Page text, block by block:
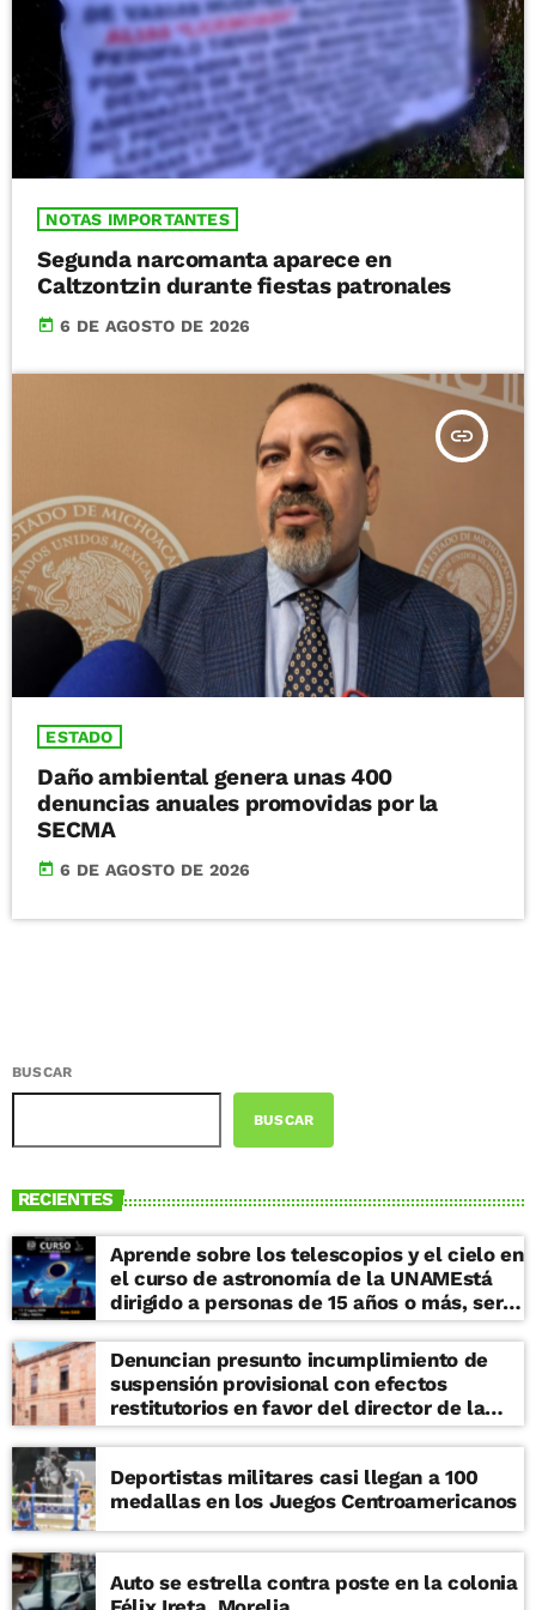
NOTAS IMPORTANTES
Segunda narcomanta aparece en
Caltzontzin durante fiestas patronales
today 6 DE AGOSTO DE 2026
insert_link
ESTADO
Daño ambiental genera unas 400
denuncias anuales promovidas por la
SECMA
today 6 DE AGOSTO DE 2026
BUSCAR
BUSCAR
RECIENTES
Aprende sobre los telescopios y el cielo en
el curso de astronomía de la UNAMEstá
dirigido a personas de 15 años o más, será
en el auditorio del IRyA del 17 al 21 de
agosto de 17 a 19 horas Cómo funciona un
telescopio, cómo se mueve el cielo y
cómo distinguir cometas, meteoros,
cohetes o estrellas cuando alzamos la
mirada por la noche. Estos son solamente
algunos de los temas que puedes
aprender en el Curso de Astronomía
Básica 2026 del Instituto de
Radioastronomía y Astrofísica (IRyA) de la
desinformación, este curso es útil para
Denuncian presunto incumplimiento de
suspensión provisional con efectos
restitutorios en favor del director de la
Facultad de Derecho de la UMSNH
Deportistas militares casi llegan a 100
medallas en los Juegos Centroamericanos
Auto se estrella contra poste en la colonia